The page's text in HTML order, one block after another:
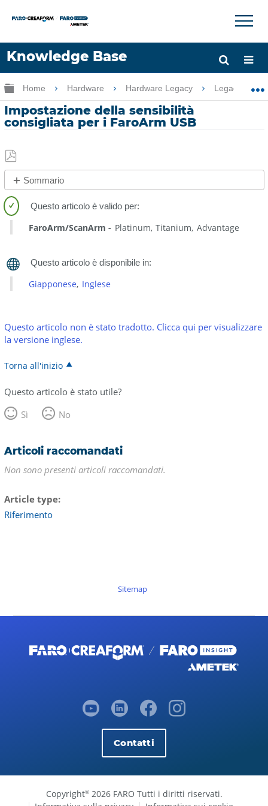
Knowledge Base
Lingua
Chiedere aiuto Accesso
×
Ingrandisci/riduci gerarchia globale
Home Hardware Hardware Legacy Legacy USB
Impostazione della sensibilità
consigliata per i FaroArm USB
Salva
come
PDF
Sommario
No
intestazioni
FaroArm/ScanArm Platinum Titanium Advantage
Giapponese Inglese
Questo articolo non è stato tradotto. Clicca qui per visualizzare
la versione inglese.
Torna all'inizio
Questo articolo è stato utile?
Sì
No
Articoli raccomandati
Non sono presenti articoli raccomandati.
Article type
Riferimento
Sitemap
Contatti
Copyright©2026 FARO Tutti i diritti riservati.